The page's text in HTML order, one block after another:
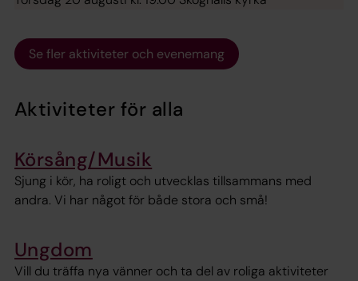
Se fler aktiviteter och evenemang
Aktiviteter för alla
Körsång/Musik
Sjung i kör, ha roligt och utvecklas tillsammans med
andra. Vi har något för både stora och små!
Ungdom
Vill du träffa nya vänner och ta del av roliga aktiviteter